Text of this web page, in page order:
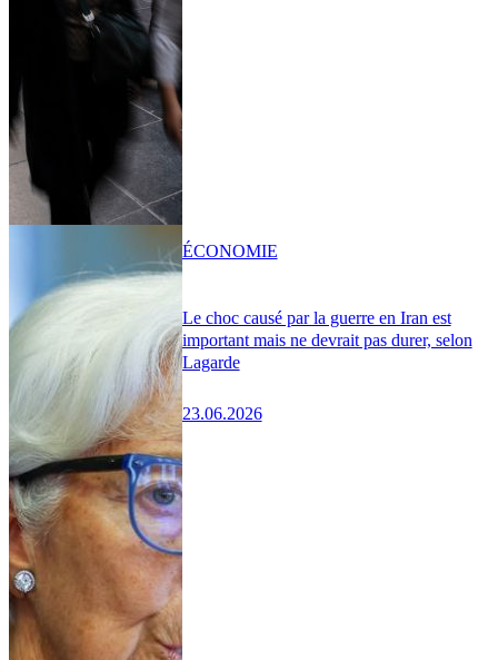
Le choc causé par la guerre en Iran est
important mais ne devrait pas durer, selon
Lagarde
23.06.2026
ÉCONOMIE